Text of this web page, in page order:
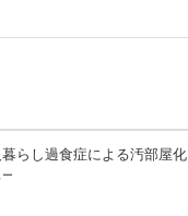
らし過食症による汚部屋化